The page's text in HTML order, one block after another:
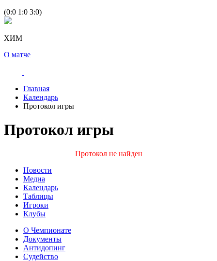
(0:0 1:0 3:0)
ХИМ
О матче
Главная
Календарь
Протокол игры
Протокол игры
Протокол не найден
Новости
Медиа
Календарь
Таблицы
Игроки
Клубы
О Чемпионате
Документы
Антидопинг
Судейство